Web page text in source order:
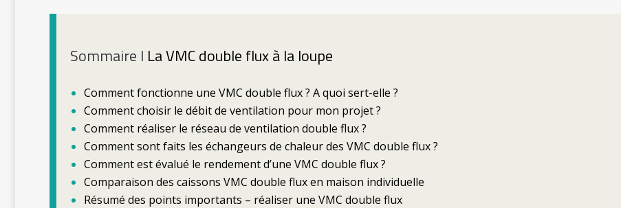
Sommaire l La VMC double flux à la loupe
Comment fonctionne une VMC double flux ? A quoi sert-elle ?
Comment choisir le débit de ventilation pour mon projet ?
Comment réaliser le réseau de ventilation double flux ?
Comment sont faits les échangeurs de chaleur des VMC double flux ?
Comment est évalué le rendement d’une VMC double flux ?
Comparaison des caissons VMC double flux en maison individuelle
Résumé des points importants – réaliser une VMC double flux